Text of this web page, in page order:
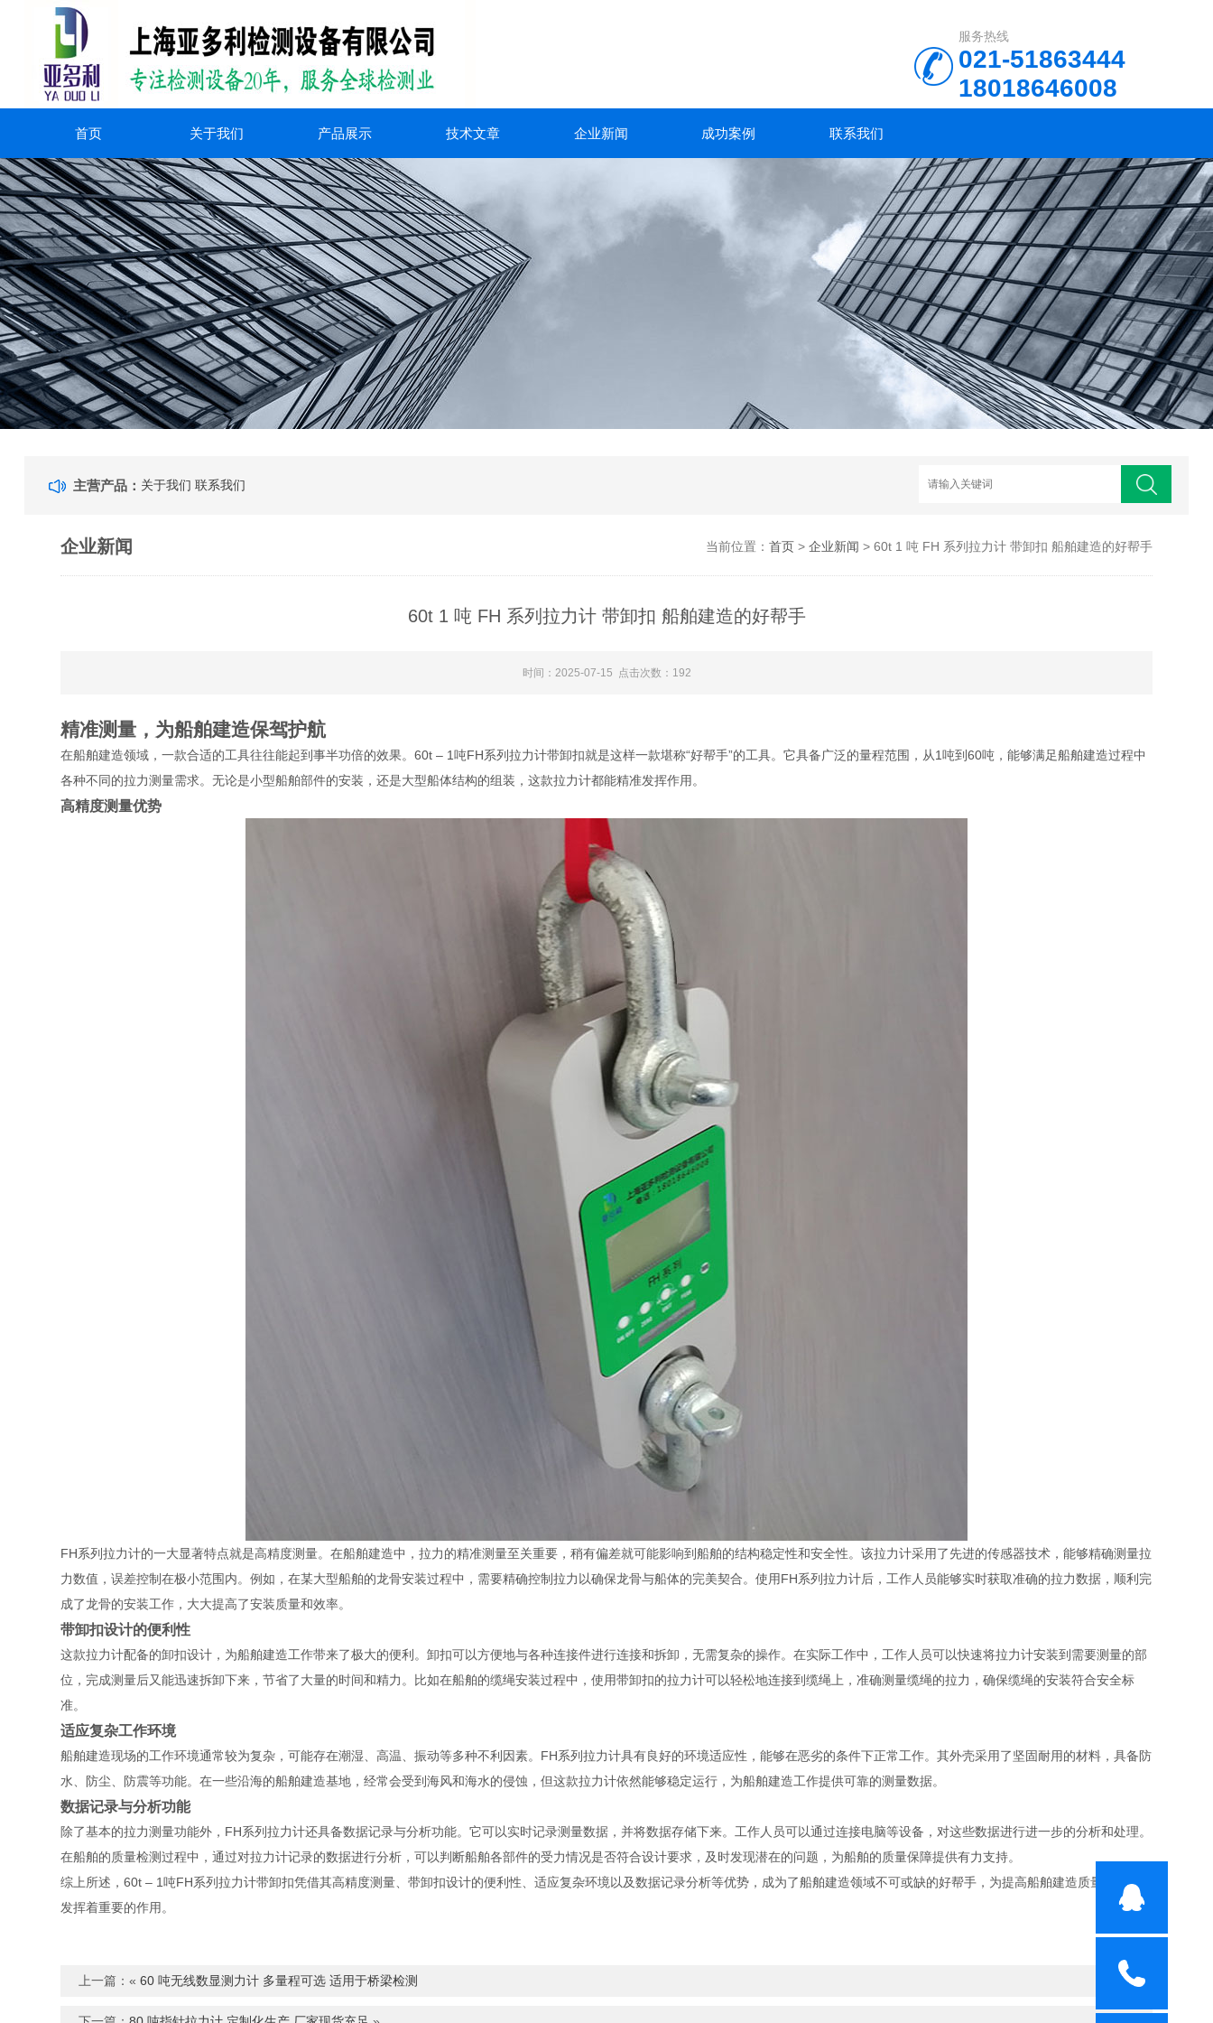
服务热线
021-51863444
18018646008
首页 关于我们 产品展示 技术文章 企业新闻 成功案例 联系我们
主营产品： 关于我们 联系我们
企业新闻 当前位置： 首页> 企业新闻 > 60t 1 吨 FH 系列拉力计 带卸扣 船舶建造的好帮手
60t 1 吨 FH 系列拉力计 带卸扣 船舶建造的好帮手
时间：2025-07-15 点击次数：192
精准测量，为船舶建造保驾护航
在船舶建造领域，一款合适的工具往往能起到事半功倍的效果。60t – 1吨FH系列拉力计带卸扣就是这样一款堪称“好帮手”的工具。它具备广泛的量程范围，从1吨到60吨，能够满足船舶建造过程中
各种不同的拉力测量需求。无论是小型船舶部件的安装，还是大型船体结构的组装，这款拉力计都能精准发挥作用。
高精度测量优势
FH系列拉力计的一大显著特点就是高精度测量。在船舶建造中，拉力的精准测量至关重要，稍有偏差就可能影响到船舶的结构稳定性和安全性。该拉力计采用了先进的传感器技术，能够精确测量拉
力数值，误差控制在极小范围内。例如，在某大型船舶的龙骨安装过程中，需要精确控制拉力以确保龙骨与船体的完美契合。使用FH系列拉力计后，工作人员能够实时获取准确的拉力数据，顺利完
成了龙骨的安装工作，大大提高了安装质量和效率。
带卸扣设计的便利性
这款拉力计配备的卸扣设计，为船舶建造工作带来了极大的便利。卸扣可以方便地与各种连接件进行连接和拆卸，无需复杂的操作。在实际工作中，工作人员可以快速将拉力计安装到需要测量的部
位，完成测量后又能迅速拆卸下来，节省了大量的时间和精力。比如在船舶的缆绳安装过程中，使用带卸扣的拉力计可以轻松地连接到缆绳上，准确测量缆绳的拉力，确保缆绳的安装符合安全标
准。
适应复杂工作环境
船舶建造现场的工作环境通常较为复杂，可能存在潮湿、高温、振动等多种不利因素。FH系列拉力计具有良好的环境适应性，能够在恶劣的条件下正常工作。其外壳采用了坚固耐用的材料，具备防
水、防尘、防震等功能。在一些沿海的船舶建造基地，经常会受到海风和海水的侵蚀，但这款拉力计依然能够稳定运行，为船舶建造工作提供可靠的测量数据。
数据记录与分析功能
除了基本的拉力测量功能外，FH系列拉力计还具备数据记录与分析功能。它可以实时记录测量数据，并将数据存储下来。工作人员可以通过连接电脑等设备，对这些数据进行进一步的分析和处理。
在船舶的质量检测过程中，通过对拉力计记录的数据进行分析，可以判断船舶各部件的受力情况是否符合设计要求，及时发现潜在的问题，为船舶的质量保障提供有力支持。
综上所述，60t – 1吨FH系列拉力计带卸扣凭借其高精度测量、带卸扣设计的便利性、适应复杂环境以及数据记录分析等优势，成为了船舶建造领域不可或缺的好帮手，为提高船舶建造质量和效率
发挥着重要的作用。
上一篇：«60 吨无线数显测力计 多量程可选 适用于桥梁检测